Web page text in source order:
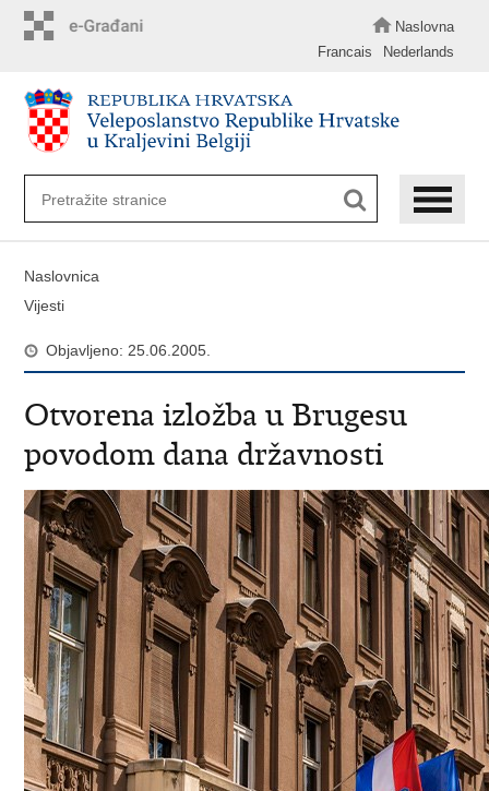
Naslovna
Francais
Nederlands
Naslovnica
Vijesti
Objavljeno: 25.06.2005.
Otvorena izložba u Brugesu
povodom dana državnosti